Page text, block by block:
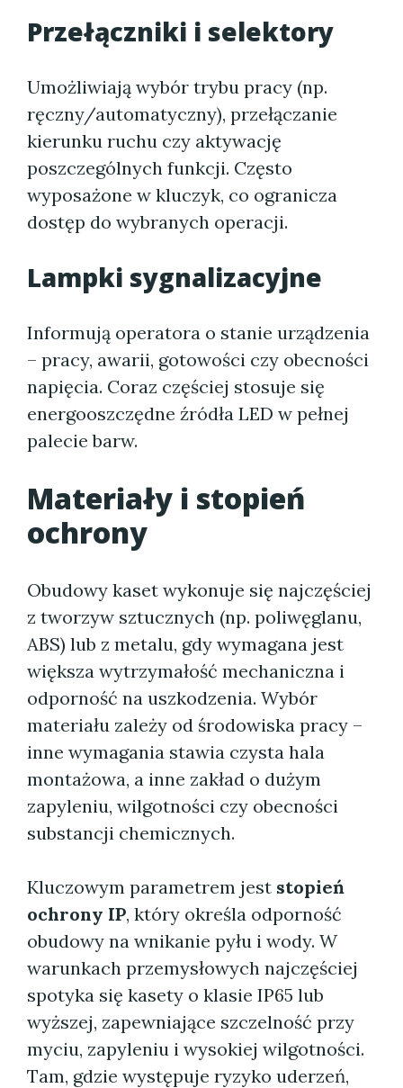
Przełączniki i selektory
Umożliwiają wybór trybu pracy (np.
ręczny/automatyczny), przełączanie
kierunku ruchu czy aktywację
poszczególnych funkcji. Często
wyposażone w kluczyk, co ogranicza
dostęp do wybranych operacji.
Lampki sygnalizacyjne
Informują operatora o stanie urządzenia
– pracy, awarii, gotowości czy obecności
napięcia. Coraz częściej stosuje się
energooszczędne źródła LED w pełnej
palecie barw.
Materiały i stopień
ochrony
Obudowy kaset wykonuje się najczęściej
z tworzyw sztucznych (np. poliwęglanu,
ABS) lub z metalu, gdy wymagana jest
większa wytrzymałość mechaniczna i
odporność na uszkodzenia. Wybór
materiału zależy od środowiska pracy –
inne wymagania stawia czysta hala
montażowa, a inne zakład o dużym
zapyleniu, wilgotności czy obecności
substancji chemicznych.
Kluczowym parametrem jest stopień
ochrony IP, który określa odporność
obudowy na wnikanie pyłu i wody. W
warunkach przemysłowych najczęściej
spotyka się kasety o klasie IP65 lub
wyższej, zapewniające szczelność przy
myciu, zapyleniu i wysokiej wilgotności.
Tam, gdzie występuje ryzyko uderzeń,